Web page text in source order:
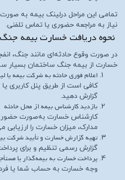
تمامی این مراحل درلینک بیمه به‌
نیاز به مراجعه حضوری یا تماس تلفنی.
نحوه دریافت خسارت بیمه
در صورت وقوع حادثه‌ای مانند جنگ،
خسارت از بیمه جنگ ساختمان بسیار
اعلام فوری حادثه به شرکت بیمه یا
کافی است از طریق پنل کاربری
گزارش دهید.
بازدید کارشناس بیمه از محل حادثه
کارشناس خسارت به‌صورت
مدارک، میزان خسارت را ارزیابی
تهیه گزارش خسارت و تأیید شرکت
گزارش رسمی تنظیم و برای
پرداخت خسارت به بیمه‌گذار یا
وجه خسارت به حساب شما یا فرد